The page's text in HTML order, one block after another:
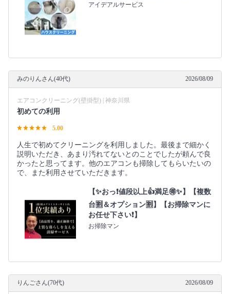
アイデアルサービス
みのりんさん(40代) 2026/08/09
エアコンクリーニング(壁掛型) | 神奈川県
初めての利用
5.00
人生で初めてクリーニングを利用しました。最後まで細かく
説明いただき、あまり汚れてないとのことでしたが頼んで良
かったと思ってます。他のエアコンも掃除してもらいたいの
で、また利用させていただきます。
【✨おっ❗値段以上👍満足🉐✨】【複数
台🈹＆オプション🈹】【お掃除マンに
お任せ下さい❗】
お掃除マン
りんごさん(70代) 2026/08/09